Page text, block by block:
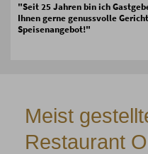
"Seit 25 Jahren bin ich
Ihnen gerne genussvolle
Speisenangebot!"
Meist
Restaurant